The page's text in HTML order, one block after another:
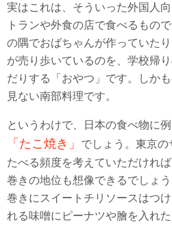
実はこれは、そういった外国人
トランや外食の店で食べるもの
の隅でおばちゃんが作っていた
が売り歩いているのを、学校帰
だりする「おやつ」です。しか
見ない南部料理です。
というわけで、日本の食べ物に
「たこ焼き」
でしょう。東京
たべる頻度を考えていただけれ
巻きの地位も想像できるでしょ
巻きにスイートチリソースはつ
れる味噌にピーナツや膾を入れた